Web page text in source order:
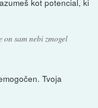
kot potencial, ki
sam nebi zmogel
Tvoja